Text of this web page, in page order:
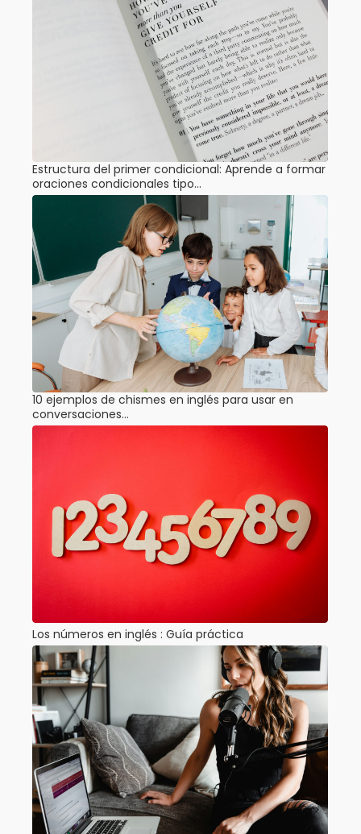
Estructura del primer condicional: Aprende a formar
oraciones condicionales tipo…
10 ejemplos de chismes en inglés para usar en
conversaciones…
Los números en inglés : Guía práctica